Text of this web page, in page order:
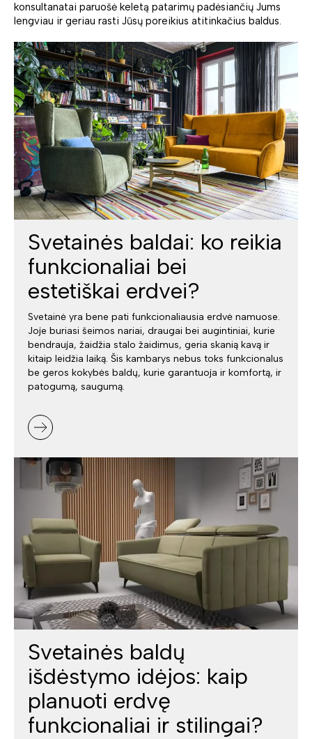
konsultanatai paruošė keletą patarimų padėsiančių Jums
lengviau ir geriau rasti Jūsų poreikius atitinkačius baldus.
Svetainės baldai: ko reikia
funkcionaliai bei
estetiškai erdvei?
Svetainė yra bene pati funkcionaliausia erdvė namuose.
Joje buriasi šeimos nariai, draugai bei augintiniai, kurie
bendrauja, žaidžia stalo žaidimus, geria skanią kavą ir
kitaip leidžia laiką. Šis kambarys nebus toks funkcionalus
be geros kokybės baldų, kurie garantuoja ir komfortą, ir
patogumą, saugumą.
Svetainės baldų
išdėstymo idėjos: kaip
planuoti erdvę
funkcionaliai ir stilingai?